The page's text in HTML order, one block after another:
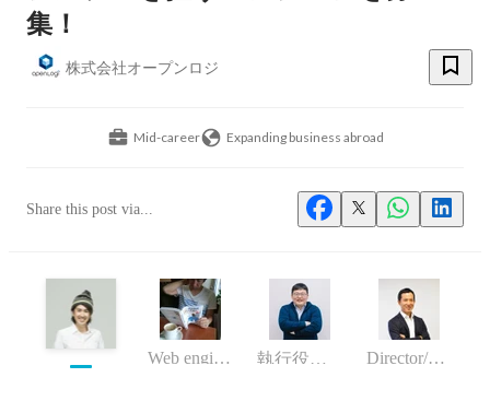
集！
株式会社オープンロジ
Mid-career Expanding business abroad
Share this post via...
Web engineer 執行役員 VP of Engineering Director/manager